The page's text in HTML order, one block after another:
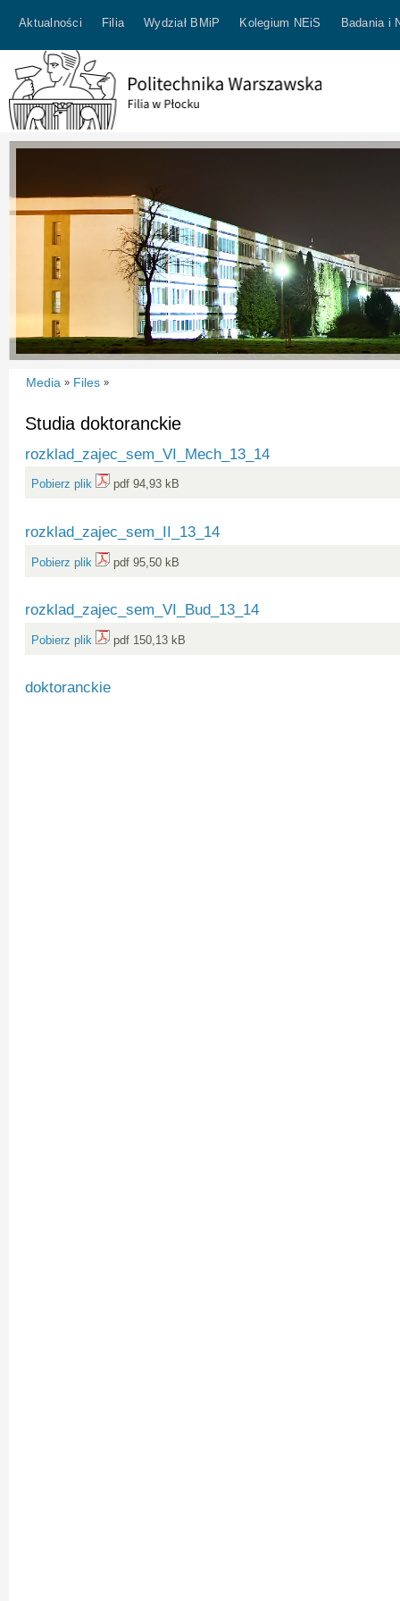
Aktualności Filia Wydział BMiP Kolegium NEiS Badania i
Media » Files »
Studia doktoranckie
rozklad_zajec_sem_VI_Mech_13_14
Pobierz plik pdf 94,93 kB
rozklad_zajec_sem_II_13_14
Pobierz plik pdf 95,50 kB
rozklad_zajec_sem_VI_Bud_13_14
Pobierz plik pdf 150,13 kB
doktoranckie